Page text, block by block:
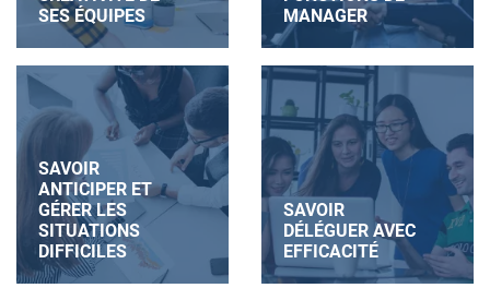
SES ÉQUIPES
MANAGER
SAVOIR
ANTICIPER ET
GÉRER LES
SITUATIONS
DIFFICILES
SAVOIR
DÉLÉGUER AVEC
EFFICACITÉ